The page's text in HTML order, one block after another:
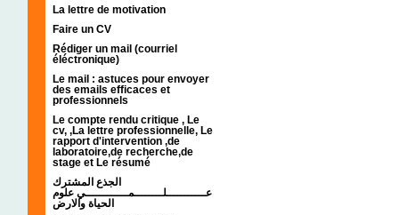
La lettre de motivation
Faire un CV
Rédiger un mail (courriel
éléctronique)
Le mail : astuces pour envoyer
des emails efficaces et
professionnels
Le compte rendu critique , Le
cv, ,La lettre professionnelle, Le
rapport d'intervention ,de
laboratoire,de recherche,de
stage et Le résumé
الجذع المشترك
عـــــــــــلــــــــمــــــــــــي علوم
الحياة والارض